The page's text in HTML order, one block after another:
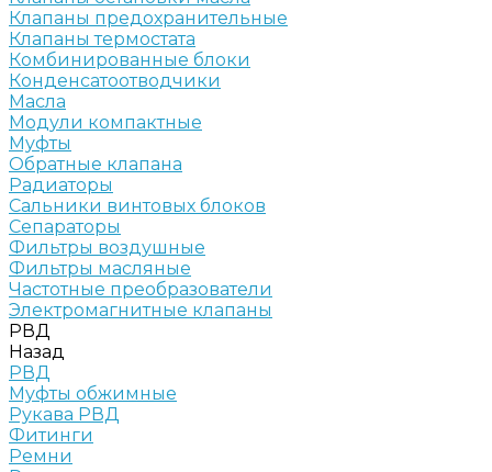
Клапаны предохранительные
Клапаны термостата
Комбинированные блоки
Конденсатоотводчики
Масла
Модули компактные
Муфты
Обратные клапана
Радиаторы
Сальники винтовых блоков
Сепараторы
Фильтры воздушные
Фильтры масляные
Частотные преобразователи
Электромагнитные клапаны
РВД
Назад
РВД
Муфты обжимные
Рукава РВД
Фитинги
Ремни